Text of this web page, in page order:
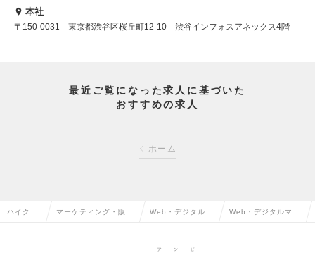
本社
〒150-0031 東京都渋谷区桜丘町12-10 渋谷インフォスアネックス4階
最近ご覧になった求人に基づいた
おすすめの求人
ホーム
ハイクラ マーケティング・販促 Web・デジタルマ Web・デジタルマー